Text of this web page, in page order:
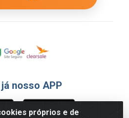
próprios e de
nosso APP